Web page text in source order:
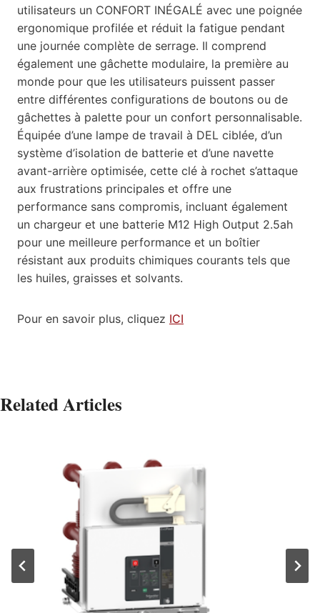
utilisateurs un CONFORT INÉGALÉ avec une poignée
ergonomique profilée et réduit la fatigue pendant
une journée complète de serrage. Il comprend
également une gâchette modulaire, la première au
monde pour que les utilisateurs puissent passer
entre différentes configurations de boutons ou de
gâchettes à palette pour un confort personnalisable.
Équipée d’une lampe de travail à DEL ciblée, d’un
système d’isolation de batterie et d’une navette
avant-arrière optimisée, cette clé à rochet s’attaque
aux frustrations principales et offre une
performance sans compromis, incluant également
un chargeur et une batterie M12 High Output 2.5ah
pour une meilleure performance et un boîtier
résistant aux produits chimiques courants tels que
les huiles, graisses et solvants.
Pour en savoir plus, cliquez ICI
Related Articles